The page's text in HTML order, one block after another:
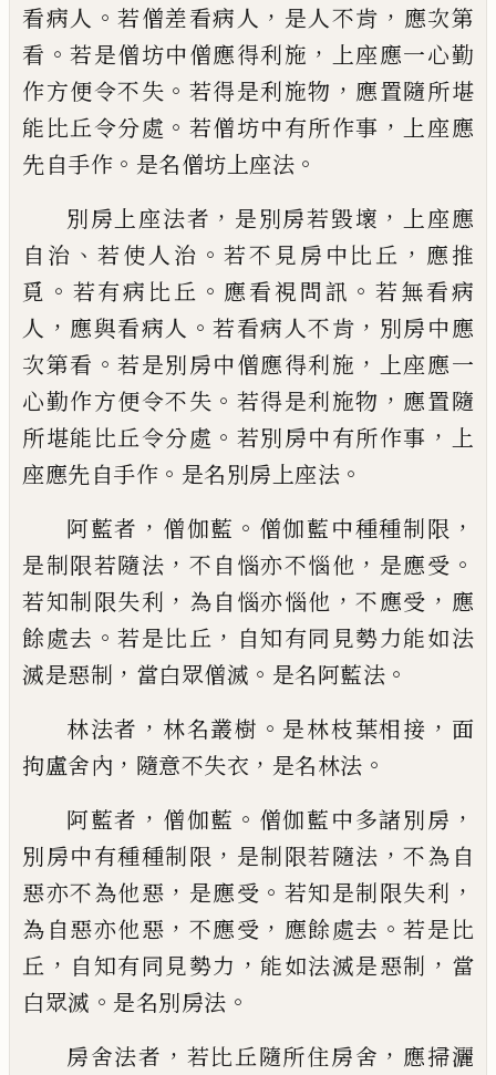
看病人 。若僧差看病人 ， 是人不肯 ， 應次第
看 。若是僧坊中僧應得利施 ，
上座應一心勤
作方便令不失 。 若得是利施物 ， 應置隨所堪
能比丘令分處 。 若僧坊中有所作事 ，
上座應
先自手作 。 是名僧坊上座法 。
別房上座法者 ， 是別房若毀壞 ，
上座應
自治 、若使人治 。若不見房中比丘 ， 應推
覓 。 若有病比丘 。 應看視問訊 。若無看病
人 ， 應與看病人 。若看病人不肯 ， 別房中應
次第看 。若是別房中僧應得利施 ，
上座應一
心勤作方便令不失 。 若得是利施物 ， 應置隨
所堪能比丘令分處 。 若別房中有所作事 ，
上
座應先自手作 。 是名別房上座法 。
阿藍者 ， 僧伽藍 。 僧伽藍中種種制限 ，
是制限若隨法 ， 不自惱亦不惱他 ， 是應受 。
若知制限失利 ， 為自惱亦惱他 ，不應受 ， 應
餘處去 。若是比丘 ， 自知有同見勢力能如法
滅是惡制 ， 當白眾僧滅 。 是名阿藍法 。
林法者 ， 林名叢樹 。 是林枝葉相接 ， 面
拘盧舍內 ， 隨意不失衣 ， 是名林法 。
阿藍者 ， 僧伽藍 。 僧伽藍中多諸別房 ，
別房中有種種制限 ， 是制限若隨法 ，不為 自
惡亦不為他惡 ， 是應受 。 若知是制限失利 ，
為自惡亦他惡 ， 不應受 ， 應餘處去 。若是比
丘 ， 自知有同見勢力 ， 能如法滅是惡制 ， 當
白眾滅 。 是名別房法 。
房舍法者 ， 若比丘隨所住房舍 ， 應掃灑